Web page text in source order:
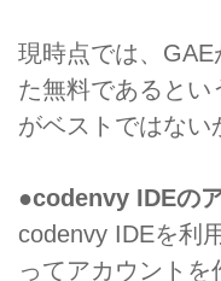
現時点では、GAE
た無料であるとい
がベストではない
●codenvy IDEの
codenvy IDEを利
ってアカウントを